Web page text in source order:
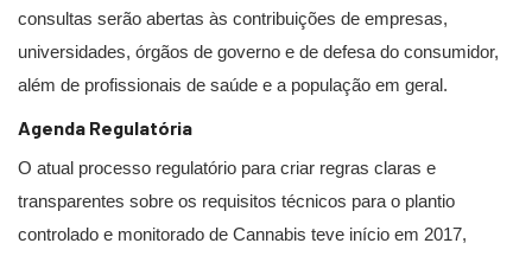
consultas serão abertas às contribuições de empresas,
universidades, órgãos de governo e de defesa do consumidor,
além de profissionais de saúde e a população em geral.
Agenda Regulatória
O atual processo regulatório para criar regras claras e
transparentes sobre os requisitos técnicos para o plantio
controlado e monitorado de Cannabis teve início em 2017,